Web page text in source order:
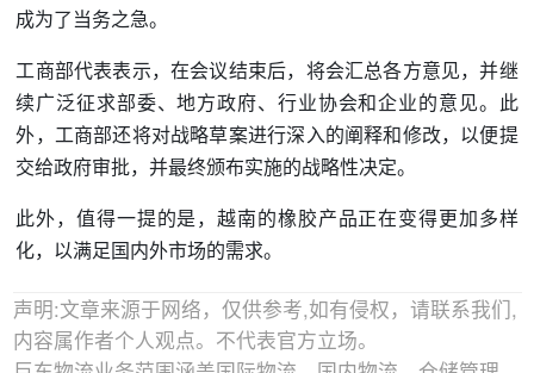
成为了当务之急。
工商部代表表示，在会议结束后，将会汇总各方意见，并继
续广泛征求部委、地方政府、行业协会和企业的意见。此
外，工商部还将对战略草案进行深入的阐释和修改，以便提
交给政府审批，并最终颁布实施的战略性决定。
此外，值得一提的是，越南的橡胶产品正在变得更加多样
化，以满足国内外市场的需求。
声明:文章来源于网络，仅供参考,如有侵权，请联系我们,
内容属作者个人观点。不代表官方立场。